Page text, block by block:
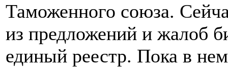
Таможенного союза.
из предложений и жалоб
единый реестр. Пока в